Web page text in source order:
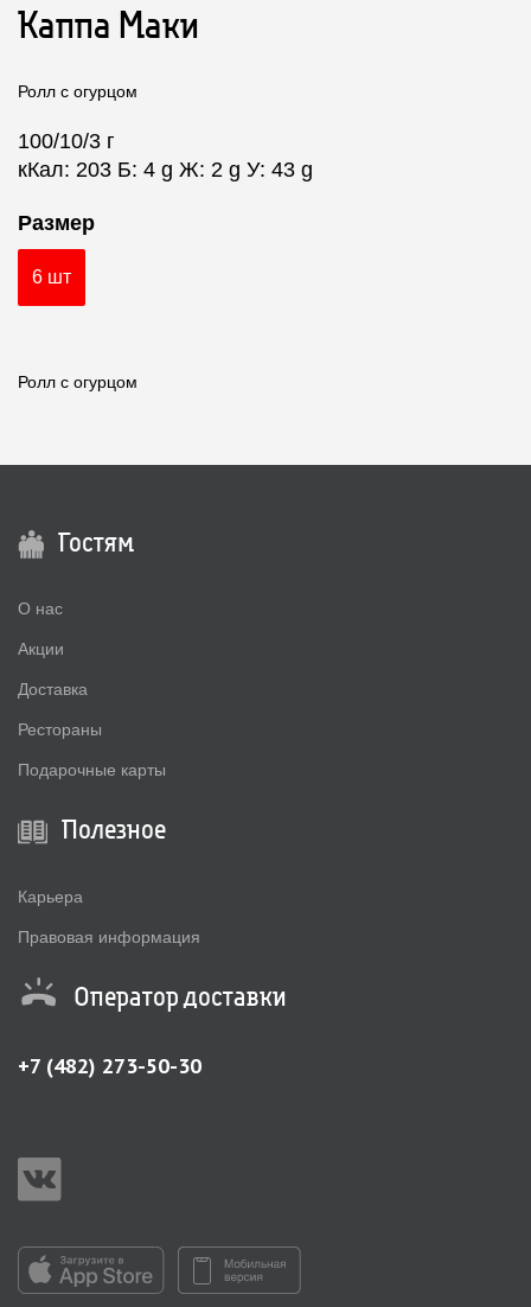
Каппа Маки
Ролл с огурцом
100/10/3 г
кКал: 203 Б: 4 g Ж: 2 g У: 43 g
Размер
6 шт
Ролл с огурцом
Гостям
О нас
Акции
Доставка
Рестораны
Подарочные карты
Полезное
Карьера
Правовая информация
Оператор доставки
+7 (482) 273-50-30